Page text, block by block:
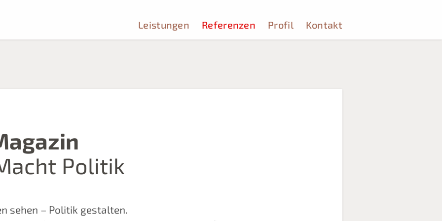
Leistungen Referenzen Profil Kontakt
Politik
sehen – Politik gestalten.